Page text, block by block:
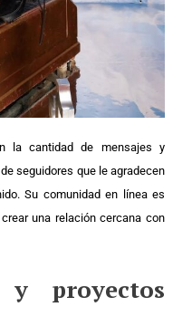
la cantidad de mensajes y
seguidores que le agradecen
Su comunidad en línea es
una relación cercana con
y proyectos